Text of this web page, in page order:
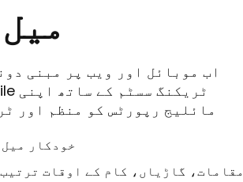
میل
اب موبائل اور ویب پر مبنی
مائلیج رپورٹس کو منظم اور
خودکار
مقامات، گاڑیاں، کام کے اوقات